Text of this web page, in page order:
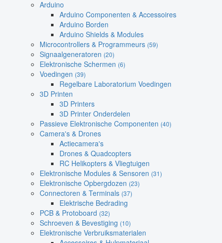
Arduino
Arduino Componenten & Accessoires
Arduino Borden
Arduino Shields & Modules
Microcontrollers & Programmeurs (59)
Signaalgeneratoren (20)
Elektronische Schermen (6)
Voedingen (39)
Regelbare Laboratorium Voedingen
3D Printen
3D Printers
3D Printer Onderdelen
Passieve Elektronische Componenten (40)
Camera's & Drones
Actiecamera's
Drones & Quadcopters
RC Helikopters & Vliegtuigen
Elektronische Modules & Sensoren (31)
Elektronische Opbergdozen (23)
Connectoren & Terminals (37)
Elektrische Bedrading
PCB & Protoboard (32)
Schroeven & Bevestiging (10)
Elektronische Verbruiksmaterialen